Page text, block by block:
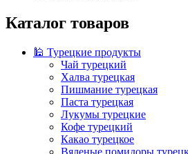
Каталог товаров
🕌 Турецкие продукты
Чай турецкий
Халва турецкая
Пишмание турецкая
Паста турецкая
Лукумы турецкие
Кофе турецкий
Какао турецкое
Вяленые помидоры